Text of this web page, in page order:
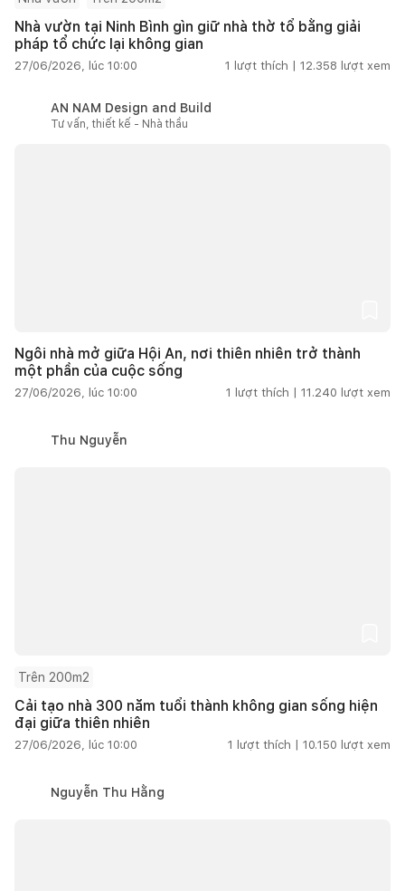
Nhà vườn tại Ninh Bình gìn giữ nhà thờ tổ bằng giải
pháp tổ chức lại không gian
27/06/2026, lúc 10:00 1 lượt thích | 12.358 lượt xem
AN NAM Design and Build
Tư vấn, thiết kế - Nhà thầu
Ngôi nhà mở giữa Hội An, nơi thiên nhiên trở thành
một phần của cuộc sống
27/06/2026, lúc 10:00 1 lượt thích | 11.240 lượt xem
Thu Nguyễn
Trên 200m2
Cải tạo nhà 300 năm tuổi thành không gian sống hiện
đại giữa thiên nhiên
27/06/2026, lúc 10:00 1 lượt thích | 10.150 lượt xem
Nguyễn Thu Hằng